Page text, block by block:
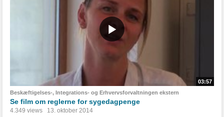
03:57
Beskæftigelses-, Integrations- og Erhvervsforvaltningen ekstern
Se film om reglerne for sygedagpenge
4.349 views 13. oktober 2014